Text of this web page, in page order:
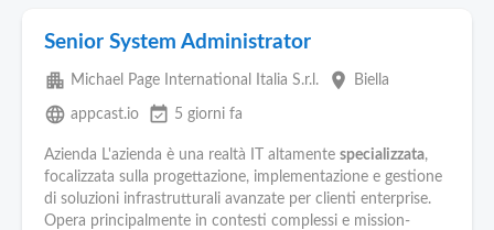
Senior System Administrator
apartment Michael Page International Italia S.r.l. place Biella
language appcast.io event_available 5 giorni fa
Azienda L'azienda è una realtà IT altamente specializzata,
focalizzata sulla progettazione, implementazione e gestione
di soluzioni infrastrutturali avanzate per clienti enterprise.
Opera principalmente in contesti complessi e mission-